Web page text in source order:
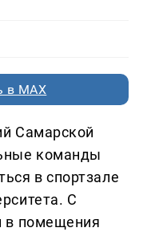
в MAX
Самарской
команды
в спортзале
С
в помещения